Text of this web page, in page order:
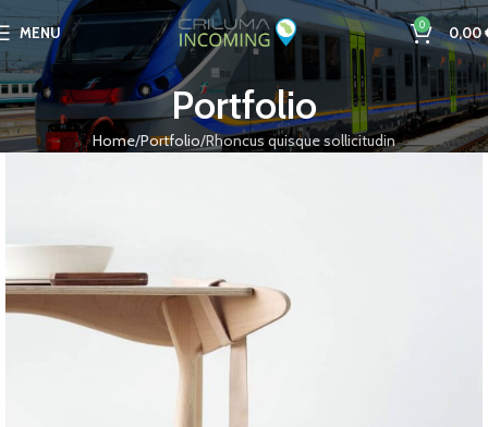
MENU 0 0,00
Portfolio
Home Portfolio Rhoncus quisque sollicitudin